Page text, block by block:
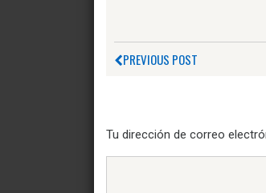
PREVIOUS POST
Tu dirección de correo